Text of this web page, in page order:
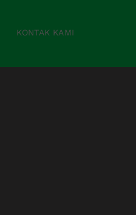
KONTAK KAMI